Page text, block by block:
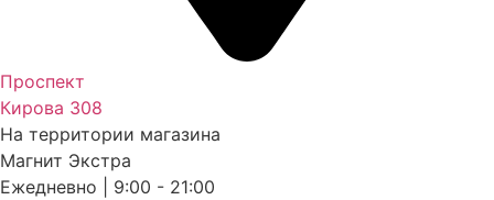
Проспект
Кирова 308
На территории магазина
Магнит Экстра
Ежедневно | 9:00 - 21:00